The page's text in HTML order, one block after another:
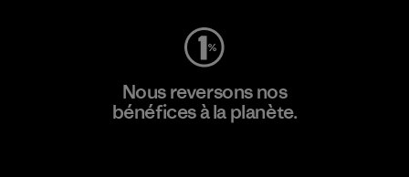
Nous reversons nos
bénéfices à la planète.